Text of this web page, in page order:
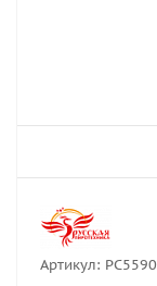
Артикул: РС5590